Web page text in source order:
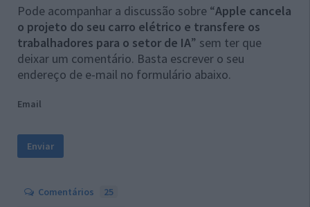
Pode acompanhar a discussão sobre “Apple cancela
o projeto do seu carro elétrico e transfere os
trabalhadores para o setor de IA” sem ter que
deixar um comentário. Basta escrever o seu
endereço de e-mail no formulário abaixo.
Email
Comentários 25